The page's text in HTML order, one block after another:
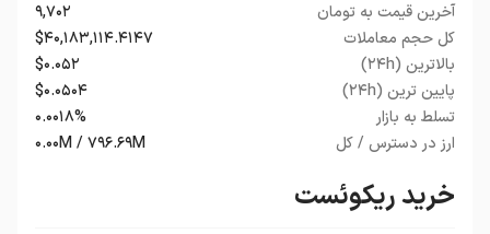
خرید ریکوئست
آخرین قیمت به تومان
۹,۷۰۲
کل حجم معاملات
$۴۰,۱۸۳,۱۱۴.۴۱۴۷
بالاترین (۲۴h)
$۰.۰۵۲
پایین ترین (۲۴h)
$۰.۰۵۰۴
تسلط به بازار
۰.۰۰۱۸%
ارز در دسترس / کل
۰.۰۰M / ۷۹۶.۶۹M